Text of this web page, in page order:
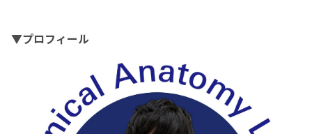
▼プロフィール